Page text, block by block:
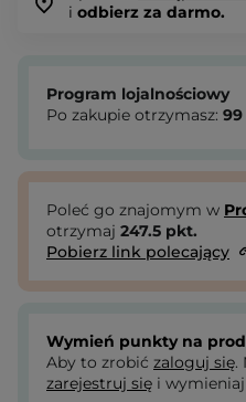
i odbierz za darmo.
Program lojalnościowy
Po zakupie otrzymasz: 99
Poleć go znajomym w
otrzymaj 247.5 pkt.
Pobierz link polecający
Wymień punkty na
Aby to zrobić zaloguj się.
zarejestruj się i